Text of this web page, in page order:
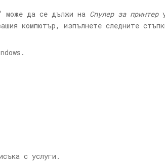
може да се дължи на Спулер за принтер
компютър, изпълнете следните
с услуги.